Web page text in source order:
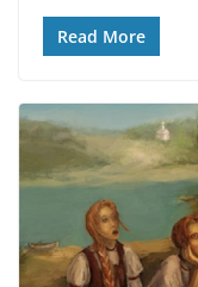
Read More